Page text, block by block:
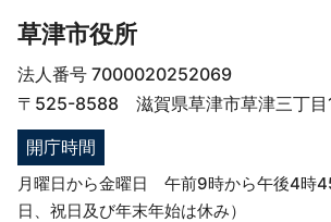
草津市役所
法人番号 7000020252069
〒525-8588 滋賀県草津市草津三丁目
開庁時間
月曜日から金曜日 午前9時から午後4時
日、祝日及び年末年始は休み）